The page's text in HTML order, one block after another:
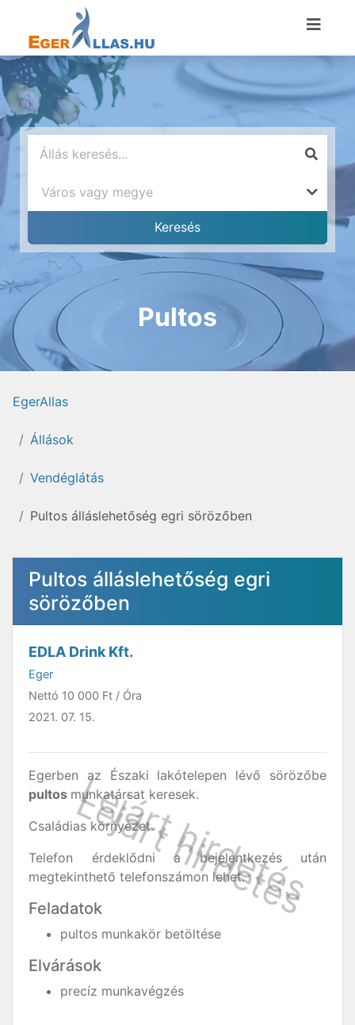
Pultos
EgerAllas
Állások
Vendéglátás
Pultos álláslehetőség egri sörözőben
Pultos álláslehetőség egri
sörözőben
EDLA Drink Kft.
Eger
Nettó 10 000 Ft / Óra
2021. 07. 15.
Egerben az Északi lakótelepen lévő sörözőbe
pultos munkatársat keresek.
Családias környezet.
Telefon érdeklődni a bejelentkezés után
megtekinthető telefonszámon lehet.
Feladatok
pultos munkakör betöltése
Elvárások
precíz munkavégzés